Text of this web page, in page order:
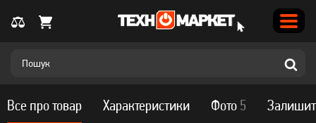
Все про товар Характеристики Фото 5